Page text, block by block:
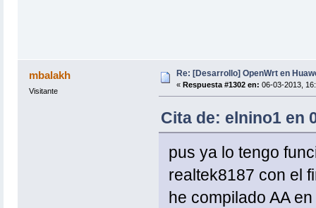
mbalakh
Visitante
Re: [Desarrollo] OpenWrt en
« Respuesta #1302 en: 06-03-2013,
Cita de: elnino1 en
pus ya lo tengo
realtek8187 con el
he compilado AA